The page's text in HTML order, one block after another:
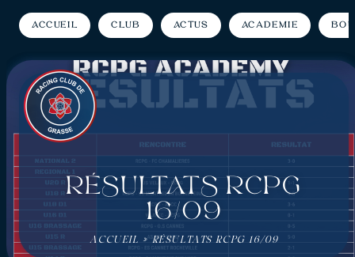
Accueil Club Actus Académie
RÉSULTATS RCPG
16/09
ACCUEIL »RÉSULTATS RCPG 16/09